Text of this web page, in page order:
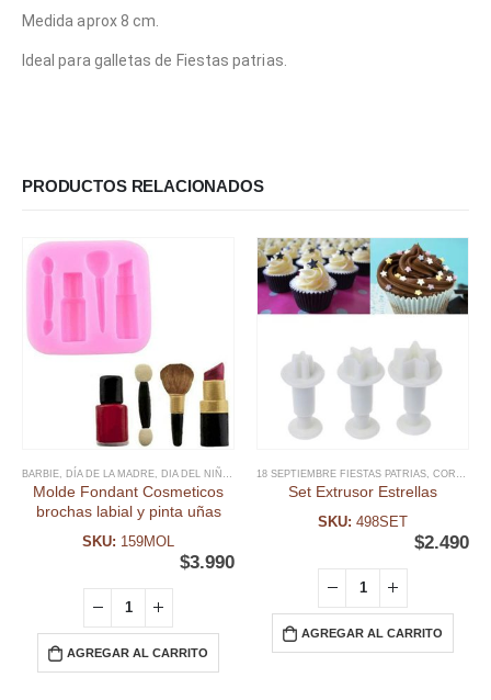
Medida aprox 8 cm.
Ideal para galletas de Fiestas patrias.
PRODUCTOS RELACIONADOS
BARBIE, DÍA DE LA MADRE, DIA DEL NIÑO Y TEMATICAS ,FECHAS ESPECIALES,FONDANT
Molde Fondant Cosmeticos
brochas labial y pinta uñas
SKU: 159MOL
$3.990
AGREGAR AL CARRITO
18 SEPTIEMBRE FIESTAS PATRIAS, CORTADORES NAVIDAD
Set Extrusor Estrellas
SKU: 498SET
$2.490
AGREGAR AL CARRITO